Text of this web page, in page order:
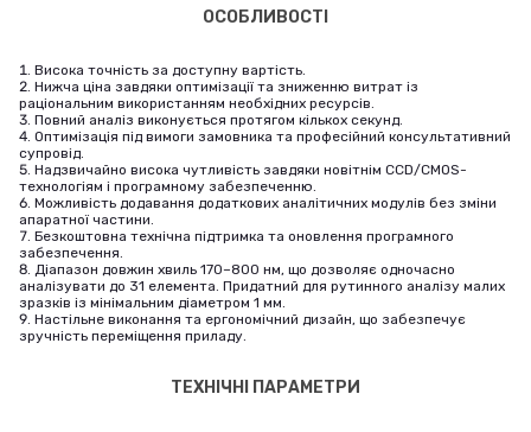
ОСОБЛИВОСТІ
Висока точність за доступну вартість.
Нижча ціна завдяки оптимізації та зниженню витрат із
раціональним використанням необхідних ресурсів.
Повний аналіз виконується протягом кількох секунд.
Оптимізація під вимоги замовника та професійний консультативний
супровід.
Надзвичайно висока чутливість завдяки новітнім CCD/CMOS-
технологіям і програмному забезпеченню.
Можливість додавання додаткових аналітичних модулів без зміни
апаратної частини.
Безкоштовна технічна підтримка та оновлення програмного
забезпечення.
Діапазон довжин хвиль 170–800 нм, що дозволяє одночасно
аналізувати до 31 елемента. Придатний для рутинного аналізу малих
зразків із мінімальним діаметром 1 мм.
Настільне виконання та ергономічний дизайн, що забезпечує
зручність переміщення приладу.
ТЕХНІЧНІ ПАРАМЕТРИ